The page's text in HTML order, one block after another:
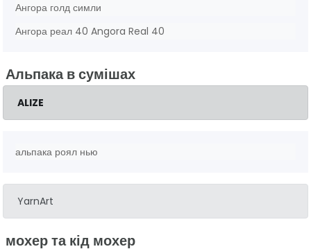
Ангора голд симли
Ангора реал 40 Angora Real 40
Альпака в сумішах
ALIZE
альпака роял нью
YarnArt
мохер та кід мохер